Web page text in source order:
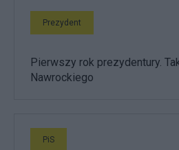
Prezydent
Pierwszy rok prezydentury.
Nawrockiego
PiS